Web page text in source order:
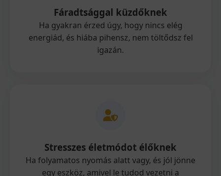
Fáradtsággal küzdőknek
Ha gyakran érzed úgy, hogy nincs elég
energiád, és hiába pihensz, nem töltődsz fel
igazán.
Stresszes életmódot élőknek
Ha folyamatos nyomás alatt vagy, és jól jönne
egy eszköz, amivel le tudod vezetni a